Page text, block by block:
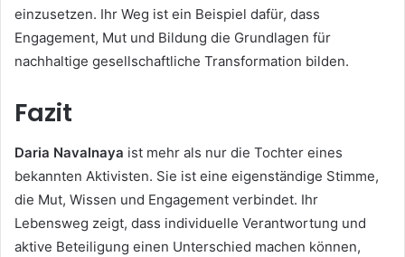
einzusetzen. Ihr Weg ist ein Beispiel dafür, dass
Engagement, Mut und Bildung die Grundlagen für
nachhaltige gesellschaftliche Transformation bilden.
Fazit
Daria Navalnaya ist mehr als nur die Tochter eines
bekannten Aktivisten. Sie ist eine eigenständige Stimme,
die Mut, Wissen und Engagement verbindet. Ihr
Lebensweg zeigt, dass individuelle Verantwortung und
aktive Beteiligung einen Unterschied machen können,